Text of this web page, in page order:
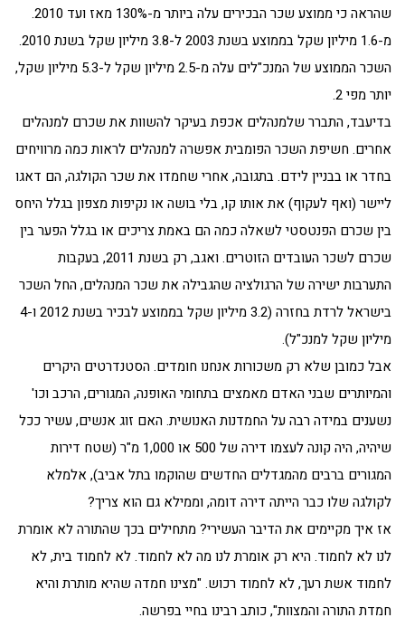
שהראה כי ממוצע שכר הבכירים עלה ביותר מ-130% מאז ועד 2010.
מ-1.6 מיליון שקל בממוצע בשנת 2003 ל-3.8 מיליון שקל בשנת 2010.
השכר הממוצע של המנכ"לים עלה מ-2.5 מיליון שקל ל-5.3 מיליון שקל,
יותר מפי 2.
בדיעבד, התברר שלמנהלים אכפת בעיקר להשוות את שכרם למנהלים
אחרים. חשיפת השכר הפומבית אפשרה למנהלים לראות כמה מרוויחים
בחדר או בבניין לידם. בתגובה, אחרי שחמדו את שכר הקולגה, הם דאגו
ליישר (ואף לעקוף) את אותו קו, בלי בושה או נקיפות מצפון בגלל היחס
בין שכרם הפנטסטי לשאלה כמה הם באמת צריכים או בגלל הפער בין
שכרם לשכר העובדים הזוטרים. ואגב, רק בשנת 2011, בעקבות
התערבות ישירה של הרגולציה שהגבילה את שכר המנהלים, החל השכר
בישראל לרדת בחזרה (3.2 מיליון שקל בממוצע לבכיר בשנת 2012 ו-4
מיליון שקל למנכ"ל).
אבל כמובן שלא רק משכורות אנחנו חומדים. הסטנדרטים היקרים
והמיותרים שבני האדם מאמצים בתחומי האופנה, המגורים, הרכב וכו'
נשענים במידה רבה על החמדנות האנושית. האם זוג אנשים, עשיר ככל
שיהיה, היה קונה לעצמו דירה של 500 או 1,000 מ"ר (שטח דירות
המגורים ברבים מהמגדלים החדשים שהוקמו בתל אביב), אלמלא
לקולגה שלו כבר הייתה דירה דומה, וממילא גם הוא צריך?
אז איך מקיימים את הדיבר העשירי? מתחילים בכך שהתורה לא אומרת
לנו לא לחמוד. היא רק אומרת לנו מה לא לחמוד. לא לחמוד בית, לא
לחמוד אשת רעך, לא לחמוד רכוש. "מצינו חמדה שהיא מותרת והיא
חמדת התורה והמצוות", כותב רבינו בחיי בפרשה.